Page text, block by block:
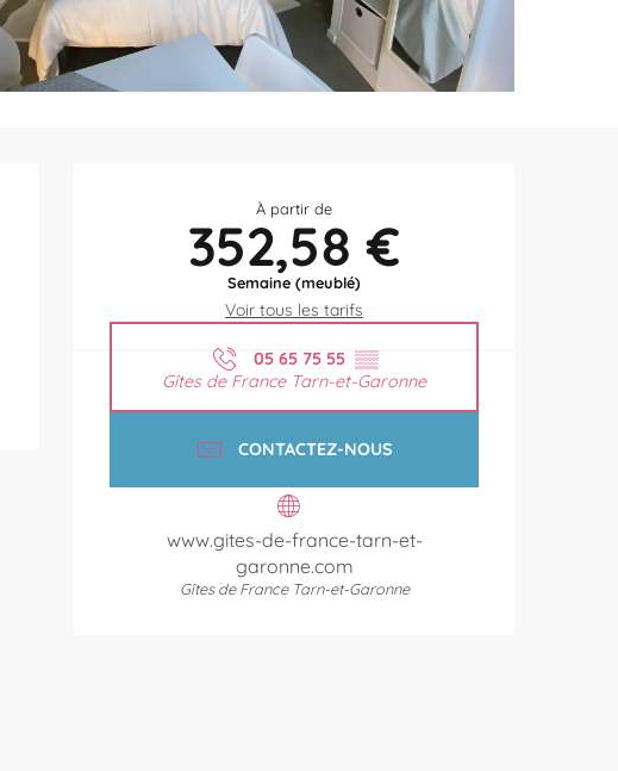
À partir de
352,58 €
Semaine (meublé)
Voir tous les tarifs
05 65 75 55 ▒▒
Gîtes de France Tarn-et-Garonne
CONTACTEZ-NOUS
www.gites-de-france-tarn-et-
garonne.com
Gîtes de France Tarn-et-Garonne